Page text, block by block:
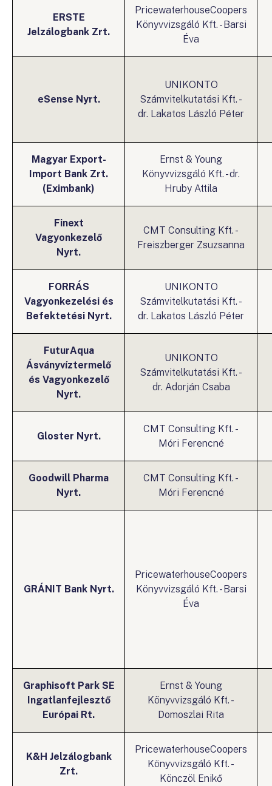
ERSTE
Jelzálogbank Zrt.
PricewaterhouseCoopers
Könyvvizsgáló Kft. - Barsi
Éva
eSense Nyrt.
UNIKONTO
Számvitelkutatási Kft. -
dr. Lakatos László Péter
Magyar Export-
Import Bank Zrt.
(Eximbank)
Ernst & Young
Könyvvizsgáló Kft. - dr.
Hruby Attila
Finext
Vagyonkezelő
Nyrt.
CMT Consulting Kft. -
Freiszberger Zsuzsanna
FORRÁS
Vagyonkezelési és
Befektetési Nyrt.
UNIKONTO
Számvitelkutatási Kft. -
dr. Lakatos László Péter
FuturAqua
Ásványvíztermelő
és Vagyonkezelő
Nyrt.
UNIKONTO
Számvitelkutatási Kft. -
dr. Adorján Csaba
Gloster Nyrt.
CMT Consulting Kft. -
Móri Ferencné
Goodwill Pharma
Nyrt.
CMT Consulting Kft. -
Móri Ferencné
GRÁNIT Bank Nyrt.
PricewaterhouseCoopers
Könyvvizsgáló Kft. - Barsi
Éva
Graphisoft Park SE
Ingatlanfejlesztő
Európai Rt.
Ernst & Young
Könyvvizsgáló Kft. -
Domoszlai Rita
K&H Jelzálogbank
Zrt.
PricewaterhouseCoopers
Könyvvizsgáló Kft. -
Könczöl Enikő